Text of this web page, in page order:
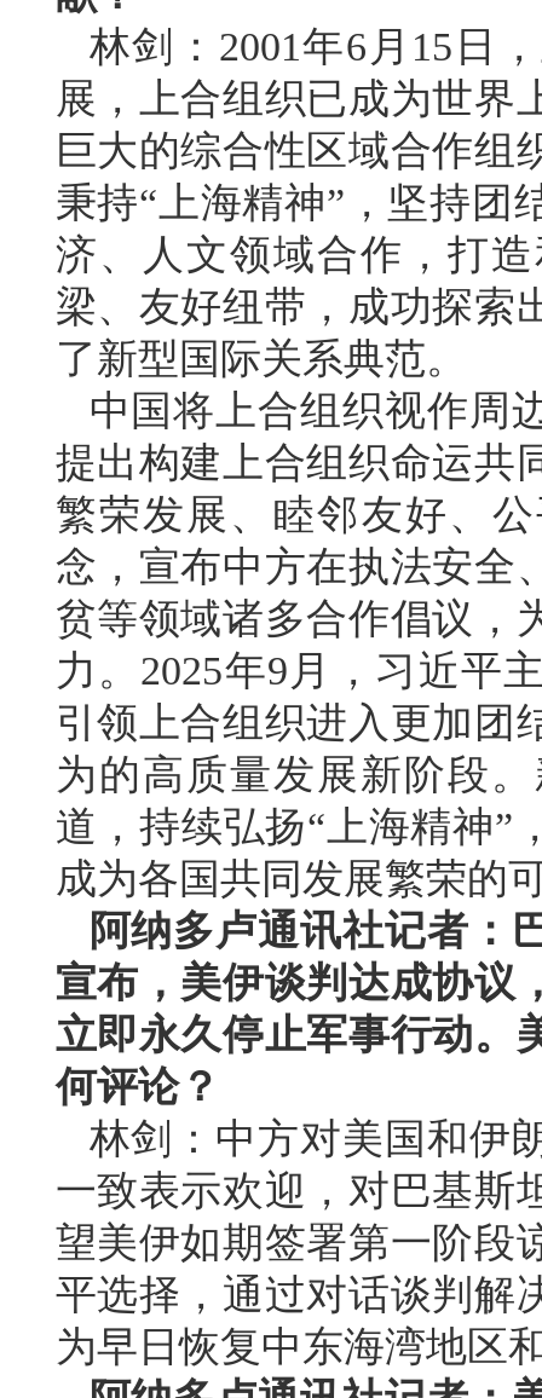
林剑：2001年6月15日
展，上合组织已成为世界
巨大的综合性区域合作组
秉持“上海精神”，坚持团
济、人文领域合作，打
梁、友好纽带，成功探索
了新型国际关系典范。
中国将上合组织视作周
提出构建上合组织命运共
繁荣发展、睦邻友好、
念，宣布中方在执法安全
贫等领域诸多合作倡议，
力。2025年9月，习近平
引领上合组织进入更加团
为的高质量发展新阶段
道，持续弘扬“上海精神”
成为各国共同发展繁荣的
阿纳多卢通讯社记者：
宣布，美伊谈判达成协议
立即永久停止军事行动。
何评论？
林剑：中方对美国和伊
一致表示欢迎，对巴基斯
望美伊如期签署第一阶段
平选择，通过对话谈判解
为早日恢复中东海湾地区